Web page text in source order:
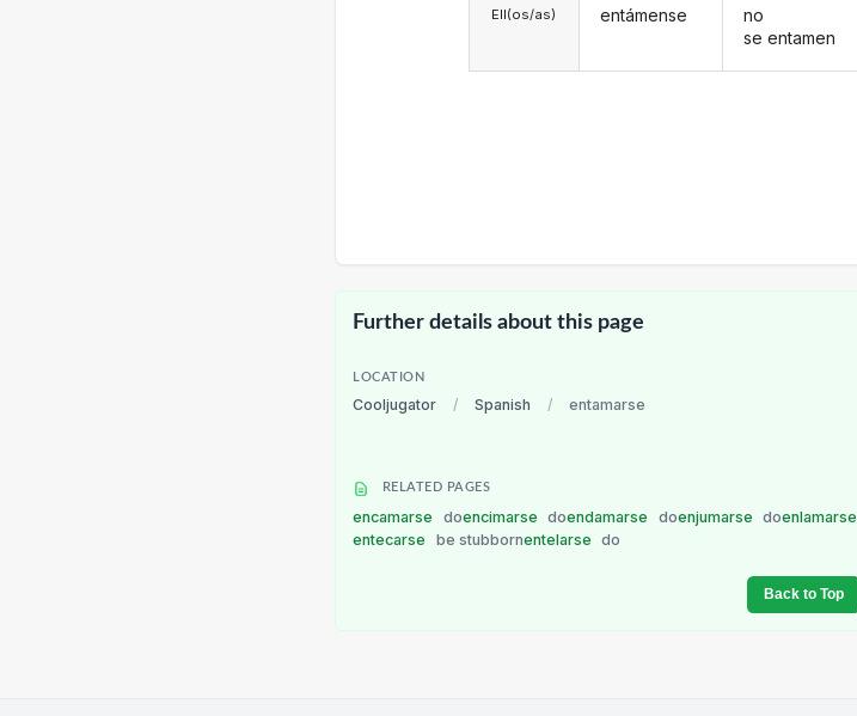
Ell(os/as) entámense
no
se entamen
Further details about this page
LOCATION
Cooljugator / Spanish / entamarse
RELATED PAGES
encamarse doencimarse doendamarse doenjumarse doenlamarse
entecarse
be stubbornentelarse do
Back to Top